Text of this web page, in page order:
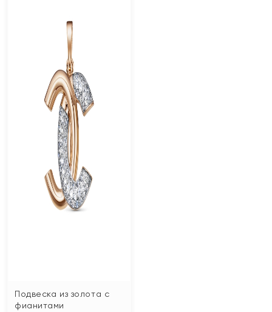
Подвеска из золота с
фианитами